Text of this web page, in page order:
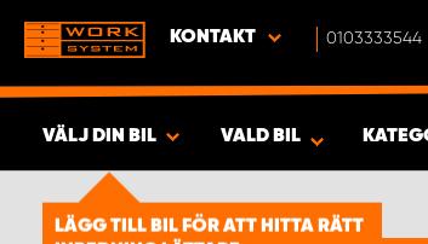
KONTAKT 0103333544
VÄLJ DIN BIL
LÄGG TILL BIL FÖR ATT HITTA RÄTT
SÖK & VISA RESULTAT - 2023
VALD BIL